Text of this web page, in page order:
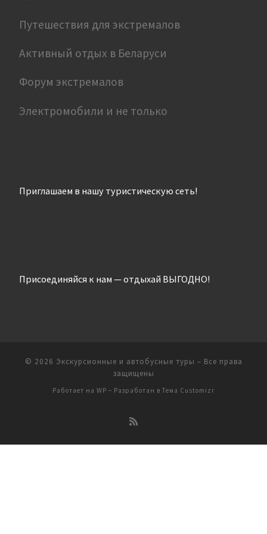
Путешествия для экстремалов
Активный отдых в Беларуси
Форум экстремалов
Электромобили и не только
Приглашаем в нашу туристическую сеть!
Присоединяйся к нам — отдыхай ВЫГОДНО!
© 2026 Экскурсионные и автобусные туры – Все права
защищены
Работает на WP – Разработан в Тема Customizr